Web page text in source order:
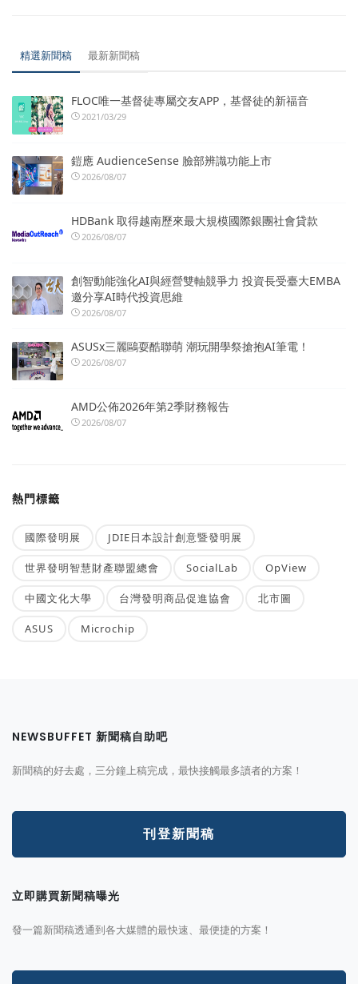
精選新聞稿 最新新聞稿
FLOC唯一基督徒專屬交友APP，基督徒的新福音
2021/03/29
鎧應 AudienceSense 臉部辨識功能上市
2026/08/07
HDBank 取得越南歷來最大規模國際銀團社會貸款
2026/08/07
創智動能強化AI與經營雙軸競爭力 投資長受臺大EMBA
邀分享AI時代投資思維
2026/08/07
ASUSx三麗鷗耍酷聯萌 潮玩開學祭搶抱AI筆電！
2026/08/07
AMD公佈2026年第2季財務報告
2026/08/07
熱門標籤
國際發明展 JDIE日本設計創意暨發明展
世界發明智慧財產聯盟總會 SocialLab OpView
中國文化大學 台灣發明商品促進協會 北市圖
ASUS Microchip
NEWSBUFFET 新聞稿自助吧
新聞稿的好去處，三分鐘上稿完成，最快接觸最多讀者的方案！
刊登新聞稿
立即購買新聞稿曝光
發一篇新聞稿透通到各大媒體的最快速、最便捷的方案！